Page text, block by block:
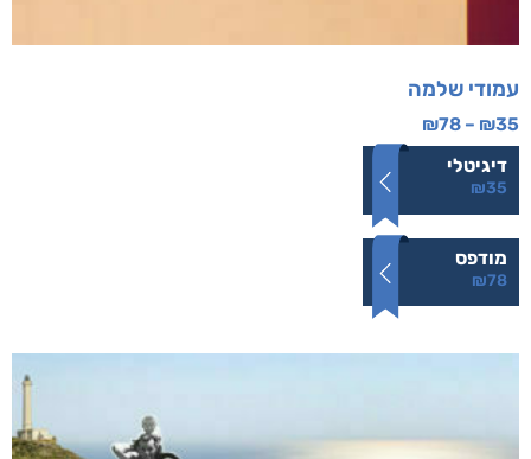
עמודי שלמה
₪35
–
₪78
דיגיטלי
₪35
מודפס
₪78